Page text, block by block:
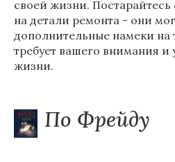
своей жизни.
на детали ремонта - они
дополнительные намеки на
требует вашего внимания и
жизни.
По Фрейду